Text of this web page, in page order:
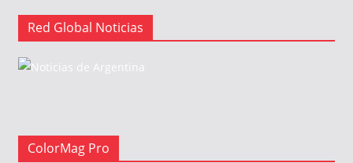
Red Global Noticias
ColorMag Pro